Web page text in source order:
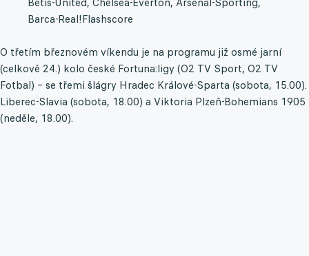
Barca-Real!Flashscore
O třetím březnovém víkendu je na programu již osmé jarní
(celkově 24.) kolo české Fortuna:ligy (O2 TV Sport, O2 TV
Fotbal) – se třemi šlágry Hradec Králové-Sparta (sobota, 15.00).
Liberec-Slavia (sobota, 18.00) a Viktoria Plzeň-Bohemians 1905
(neděle, 18.00).